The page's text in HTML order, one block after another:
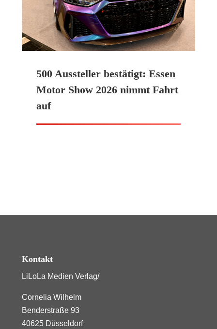
500 Aussteller bestätigt: Essen
Motor Show 2026 nimmt Fahrt
auf
Kontakt
LiLoLa Medien Verlag/
Cornelia Wilhelm
Benderstraße 93
40625 Düsseldorf